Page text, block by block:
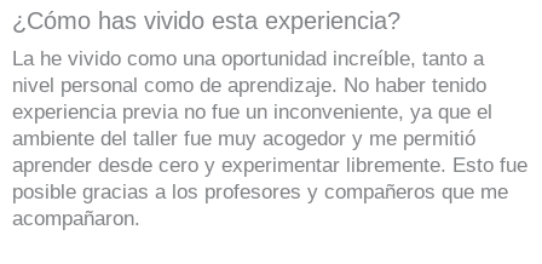
¿Cómo has vivido esta experiencia?
La he vivido como una oportunidad increíble, tanto a
nivel personal como de aprendizaje. No haber tenido
experiencia previa no fue un inconveniente, ya que el
ambiente del taller fue muy acogedor y me permitió
aprender desde cero y experimentar libremente. Esto fue
posible gracias a los profesores y compañeros que me
acompañaron.